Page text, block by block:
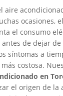
aire
ocasiones,
el consumo
de dejar
síntomas a
costosa.
en
el origen de la